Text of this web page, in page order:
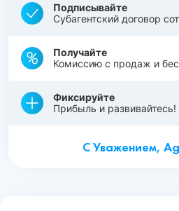
Подписывайте
Субагентский договор
Получайте
Комиссию с продаж и
Фиксируйте
Прибыль и развивайтесь!
С Уважением,